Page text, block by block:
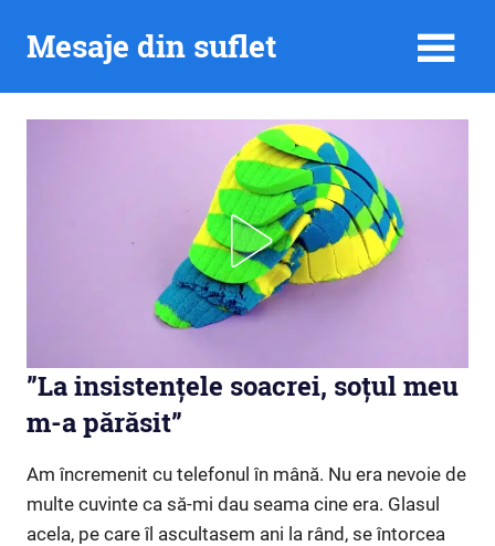
Mesaje din suflet
”La insistențele soacrei, soțul meu
m-a părăsit”
Am încremenit cu telefonul în mână. Nu era nevoie de
multe cuvinte ca să-mi dau seama cine era. Glasul
acela, pe care îl ascultasem ani la rând, se întorcea